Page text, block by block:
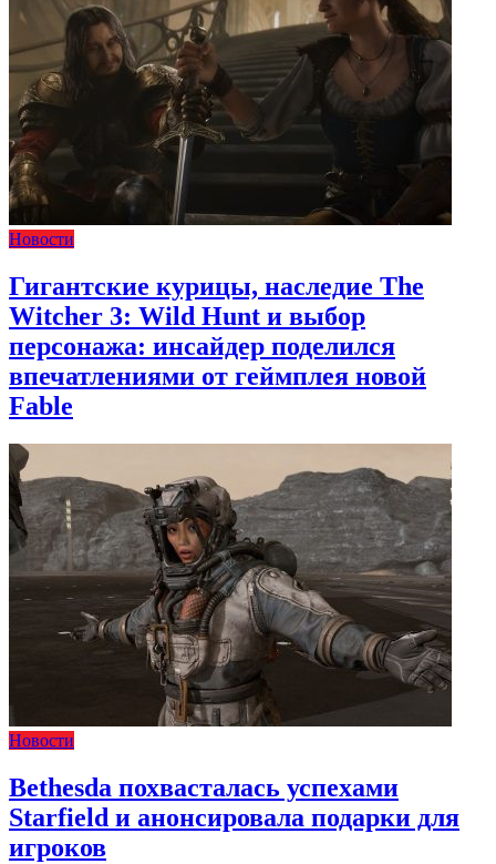
Новости
Гигантские курицы, наследие The
Witcher 3: Wild Hunt и выбор
персонажа: инсайдер поделился
впечатлениями от геймплея новой
Fable
Новости
Bethesda похвасталась успехами
Starfield и анонсировала подарки для
игроков